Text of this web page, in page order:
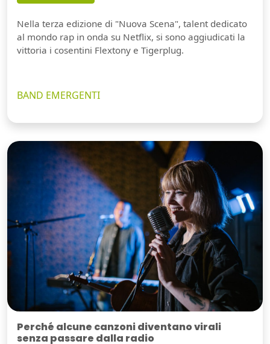
Nella terza edizione di "Nuova Scena", talent dedicato
al mondo rap in onda su Netflix, si sono aggiudicati la
vittoria i cosentini Flextony e Tigerplug.
BAND EMERGENTI
Perché alcune canzoni diventano virali
senza passare dalla radio